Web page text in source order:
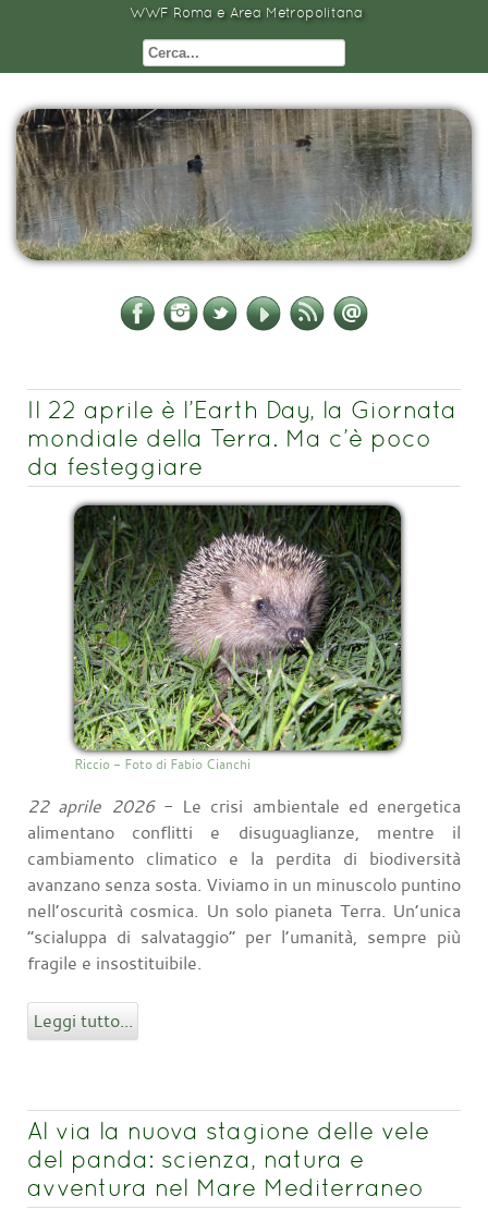
WWF Roma e Area Metropolitana
Il 22 aprile è l’Earth Day, la Giornata
mondiale della Terra. Ma c’è poco
da festeggiare
Riccio - Foto di Fabio Cianchi
22 aprile 2026- Le crisi ambientale ed energetica
alimentano conflitti e disuguaglianze, mentre il
cambiamento climatico e la perdita di biodiversità
avanzano senza sosta. Viviamo in un minuscolo puntino
nell’oscurità cosmica. Un solo pianeta Terra. Un’unica
“scialuppa di salvataggio” per l’umanità, sempre più
fragile e insostituibile.
Leggi tutto...
Al via la nuova stagione delle vele
del panda: scienza, natura e
avventura nel Mare Mediterraneo